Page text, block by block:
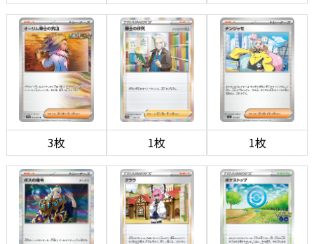
3枚 1枚 1枚